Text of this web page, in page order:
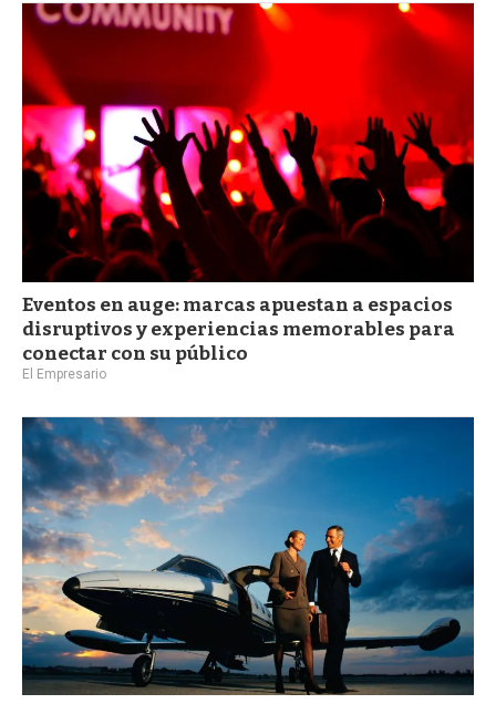
Eventos en auge: marcas apuestan a espacios
disruptivos y experiencias memorables para
conectar con su público
El Empresario